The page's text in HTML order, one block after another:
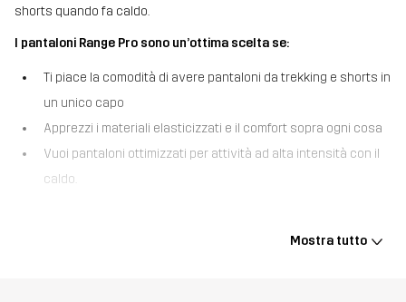
shorts quando fa caldo.
I pantaloni Range Pro sono un’ottima scelta se:
Ti piace la comodità di avere pantaloni da trekking e shorts in
un unico capo
Apprezzi i materiali elasticizzati e il comfort sopra ogni cosa
Vuoi pantaloni ottimizzati per attività ad alta intensità con il
caldo.
pantaloni da escursionismo di peso medio, convertibiliMostra tutto